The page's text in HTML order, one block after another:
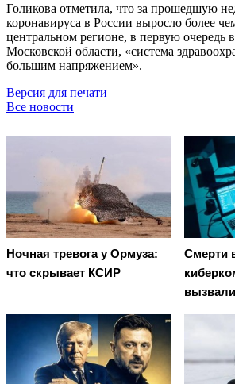
Голикова отметила, что за прошедшую
коронавируса в России выросло более
центральном регионе, в первую очередь
Московской области, «система
большим напряжением».
Версия для печати
Все новости
Ночная тревога у Ормуза:
что скрывает КСИР
Смерти